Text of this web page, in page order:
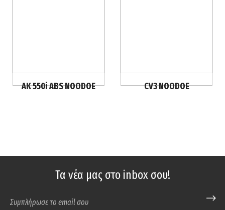
AK 550i ABS NOODOE CV3 NOODOE
Τα νέα μας στο inbox σου!